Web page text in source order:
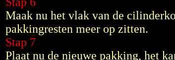
Maak nu het vlak van de
pakkingresten meer op zitten.
Stap 7
Plaat nu de nieuwe pakking, het